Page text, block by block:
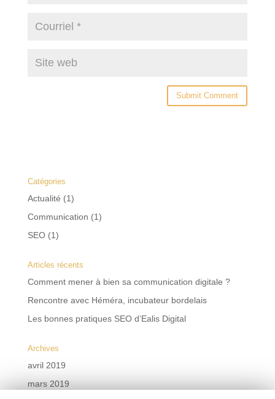
Catégories
Actualité (1)
Communication (1)
SEO(1)
Articles récents
Comment mener à bien sa communication digitale ?
Rencontre avec Héméra, incubateur bordelais
Les bonnes pratiques SEO d’Ealis Digital
Archives
avril 2019
mars 2019